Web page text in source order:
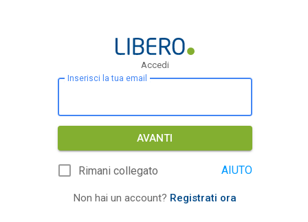
Accedi
Inserisci la tua email
AVANTI
Rimani collegato AIUTO
Non hai un account? Registrati ora